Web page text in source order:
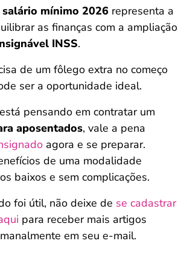
mínimo 2026 representa a
as finanças com a ampliação
INSS.
de um fôlego extra no começo
ser a oportunidade ideal.
pensando em contratar um
aposentados, vale a pena
agora e se preparar.
de uma modalidade
baixos e sem complicações.
foi útil, não deixe de se cadastrar
para receber mais artigos
em seu e-mail.